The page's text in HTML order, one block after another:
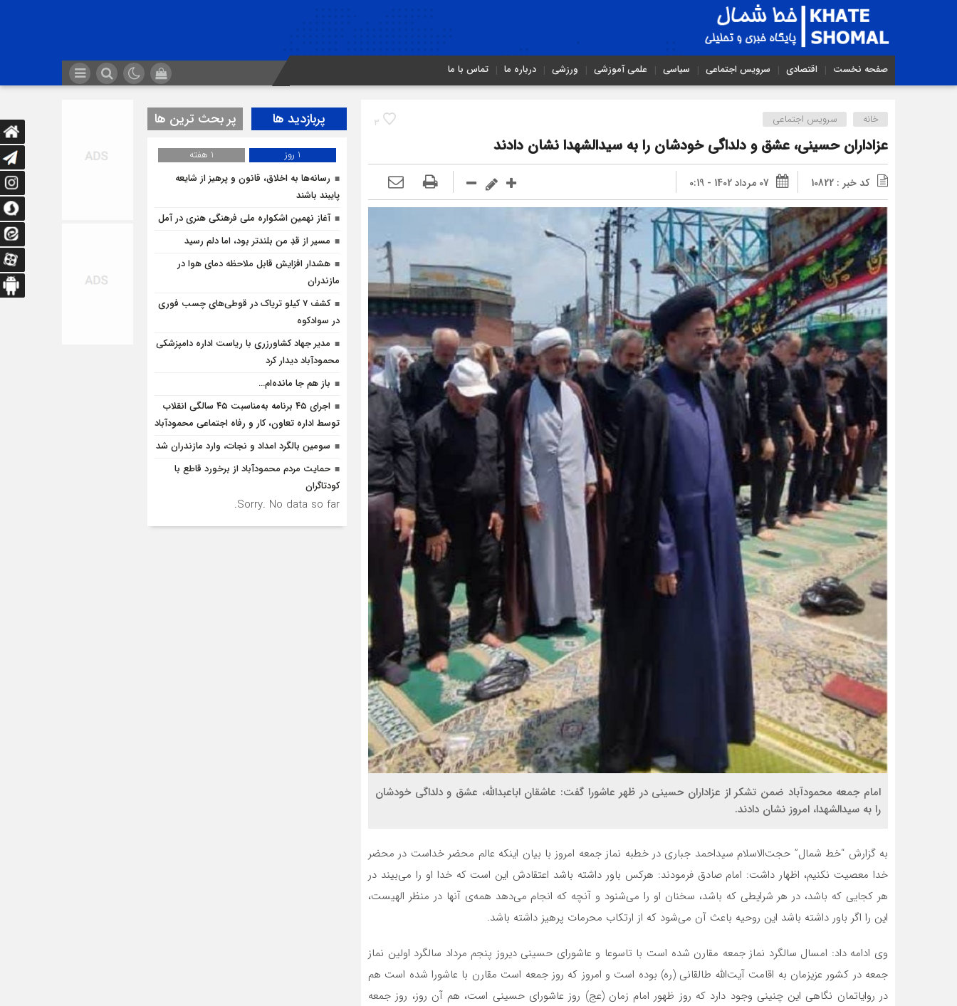
صفحه نخست اقتصادی سرویس اجتماعی سیاسی علمی آموزشی ورزشی درباره ما تماس با ما
3 خانه سرویس اجتماعی
عزاداران حسینی، عشق و دلداگی خودشان را به سیدالشهدا نشان دادند
کد خبر : 10822 07 مرداد 1402 - 0:19
امام جمعه محمودآباد ضمن تشکر از عزاداران حسینی در ظهر عاشورا گفت: عاشقان اباعبدالله، عشق و دلداگی خودشان
را به سیدالشهدا، امروز نشان دادند.
به گزارش “خط شمال” حجت‌الاسلام سیداحمد جباری در خطبه نماز جمعه امروز با بیان اینکه عالم محضر خداست در محضر
خدا معصیت نکنیم، اظهار داشت: امام صادق فرمودند: هرکس باور داشته باشد اعتقادش این است که خدا او را می‌بیند در
هر کجایی که باشد، در هر شرایطی که باشد، سخنان او را می‌شنود و آنچه که انجام می‌دهد همه‌ی آنها در منظر الهیست،
این را اگر باور داشته باشد این روحیه باعث آن می‌شود که از ارتکاب محرمات پرهیز داشته باشد.
وی ادامه داد: امسال سالگرد نماز جمعه مقارن شده است با تاسوعا و عاشورای حسینی دیروز پنجم مرداد سالگرد اولین نماز
جمعه در کشور عزیزمان به اقامت آیت‌الله طالقانی (ره) بوده است و امروز که روز جمعه است مقارن با عاشورا شده است هم
در روایاتمان نگاهی این چنینی وجود دارد که روز ظهور امام زمان (عج) روز عاشورای حسینی است، هم آن روز، روز جمعه
پربازدید ها پر بحث ترین ها
1 روز
1 هفته
رسانه‌ها به اخلاق، قانون و پرهیز از شایعه
پایبند باشند
آغاز نهمین اشکواره ملی فرهنگی هنری در آمل
مسیر از قدِ من بلندتر بود، اما دلم رسید
هشدار افزایش قابل ملاحظه دمای هوا در
مازندران
کشف 7 کیلو تریاک در قوطی‌‌های چسب فوری
در سوادکوه
مدیر جهاد کشاورزری با ریاست اداره دامپزشکی
محمودآباد دیدار کرد
باز هم جا مانده‌ام…
اجرای ۴۵ برنامه به‌مناسبت ۴۵ سالگی انقلاب
توسط اداره تعاون، کار و رفاه اجتماعی محمودآباد
سومین بالگرد امداد و نجات، وارد مازندران شد
حمایت مردم محمودآباد از برخورد قاطع با
کودتاگران
Sorry. No data so far.